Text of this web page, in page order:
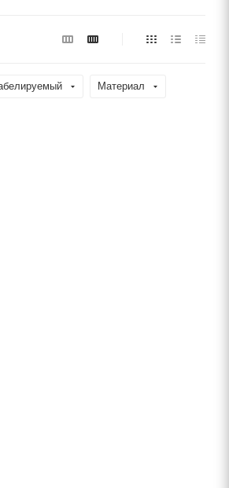
Материал